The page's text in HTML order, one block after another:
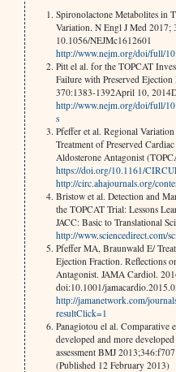
Spironolactone Metabolites in
Variation. N Engl J Med
10.1056/NEJMc1612601
http://www.nejm.org/doi/full/
Pitt el al. for the TOPCAT
Failure with Preserved
370:1383-1392April 10,
http://www.nejm.org/doi/full/
s
Pfeffer et al. Regional
Treatment of Preserved
Aldosterone Antagonist
https://doi.org/10.1161/
http://circ.ahajournals.org/
Bristow et al. Detection and
the TOPCAT Trial: Lessons
JACC: Basic to Translational
http://www.sciencedirect.com/
Pfeffer MA, Braunwald E/
Ejection Fraction. Reflections
Antagonist. JAMA Cardiol.
doi:10.1001/
http://jamanetwork.com/
resultClick=1
Panagiotou el al. Comparative
developed and more
assessment BMJ
(Published 12 February 2013)